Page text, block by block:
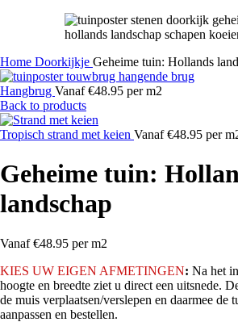
Home Doorkijkje Geheime tuin: Hollands
Hangbrug Vanaf €48.95 per m2
Back to products
Tropisch strand met keien Vanaf €48.95 per
Geheime tuin:
landschap
Vanaf €48.95 per m2
KIES UW EIGEN AFMETINGEN: Na het
hoogte en breedte ziet u direct een uitsnede.
de muis verplaatsen/verslepen en daarmee de
aanpassen en bestellen.